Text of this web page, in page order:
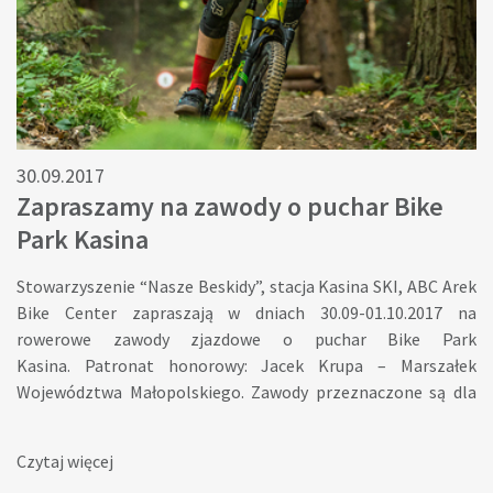
30.09.2017
Zapraszamy na zawody o puchar Bike
Park Kasina
Stowarzyszenie “Nasze Beskidy”, stacja Kasina SKI, ABC Arek
Bike Center zapraszają w dniach 30.09-01.10.2017 na
rowerowe zawody zjazdowe o puchar Bike Park
Kasina. Patronat honorowy: Jacek Krupa – Marszałek
Województwa Małopolskiego. Zawody przeznaczone są dla
informować. Odbędą się podczas dwóch dni: 30.09 – SOBOTA
Czytaj więcej